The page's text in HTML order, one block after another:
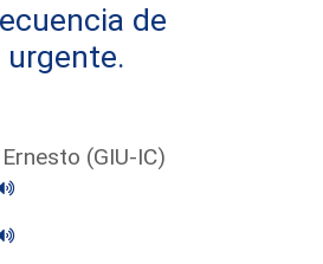
de
(GIU-IC)